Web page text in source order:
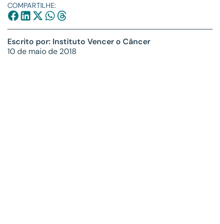
COMPARTILHE:
Escrito por: Instituto Vencer o Câncer
10 de maio de 2018